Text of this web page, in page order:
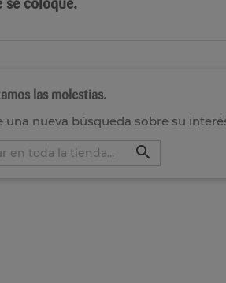
se coloque.
las molestias.
una nueva búsqueda sobre su
